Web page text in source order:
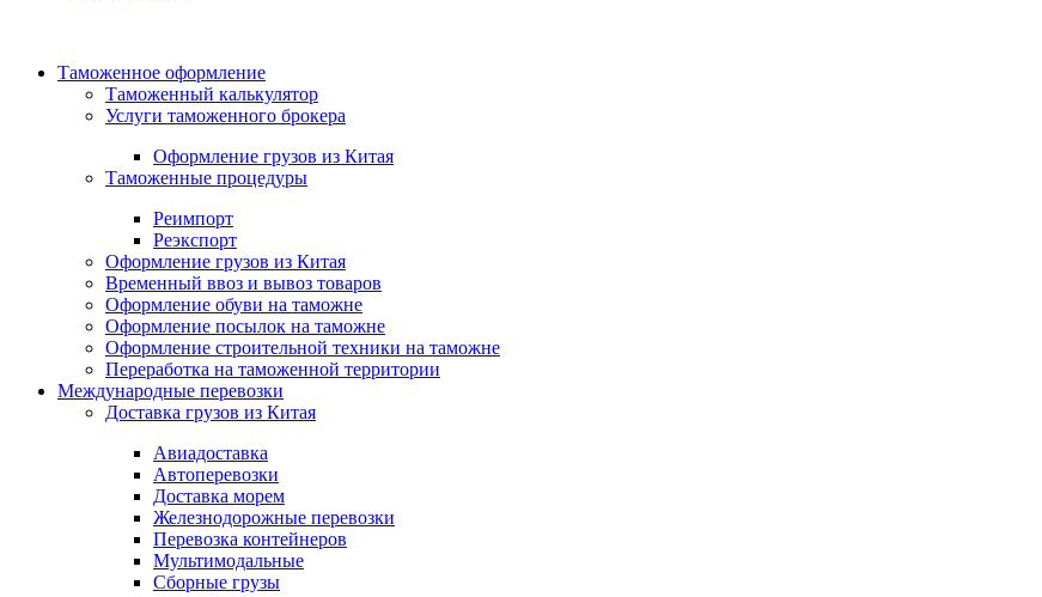
Таможенное оформление
Таможенный калькулятор
Услуги таможенного брокера
Оформление грузов из Китая
Таможенные процедуры
Реимпорт
Реэкспорт
Оформление грузов из Китая
Временный ввоз и вывоз товаров
Оформление обуви на таможне
Оформление посылок на таможне
Оформление строительной техники на таможне
Переработка на таможенной территории
Международные перевозки
Доставка грузов из Китая
Авиадоставка
Автоперевозки
Доставка морем
Железнодорожные перевозки
Перевозка контейнеров
Мультимодальные
Сборные грузы